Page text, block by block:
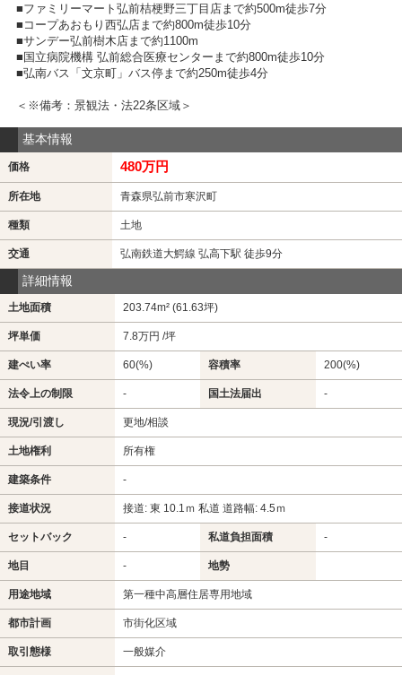
■ファミリーマート弘前桔梗野三丁目店まで約500m徒歩7分
■コープあおもり西弘店まで約800m徒歩10分
■サンデー弘前樹木店まで約1100m
■国立病院機構 弘前総合医療センターまで約800m徒歩10分
■弘南バス「文京町」バス停まで約250m徒歩4分
＜※備考：景観法・法22条区域＞
基本情報
価格 480万円
所在地 青森県弘前市寒沢町
種類 土地
交通 弘南鉄道大鰐線 弘高下駅 徒歩9分
詳細情報
土地面積 203.74m² (61.63坪)
坪単価 7.8万円 /坪
建ぺい率 60(%) 容積率 200(%)
法令上の制限 - 国土法届出 -
現況/引渡し 更地/相談
土地権利 所有権
建築条件 -
接道状況 接道: 東 10.1ｍ 私道 道路幅: 4.5ｍ
セットバック - 私道負担面積 -
地目 - 地勢
用途地域 第一種中高層住居専用地域
都市計画 市街化区域
取引態様 一般媒介